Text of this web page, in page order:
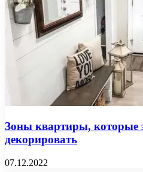
Зоны квартиры, которые
декорировать
07.12.2022